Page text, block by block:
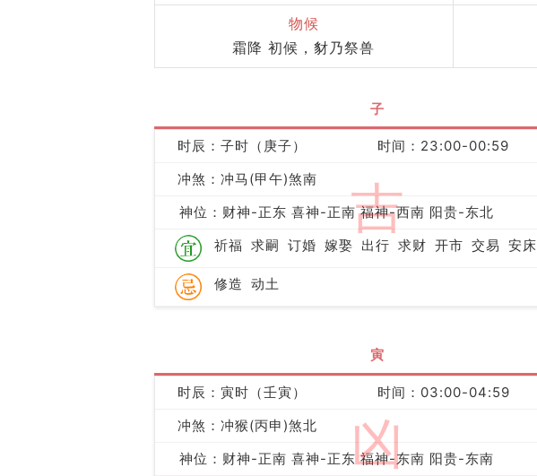
物候
霜降 初候，豺乃祭兽
子
吉
时辰：子时（庚子）
时间：23:00-00:59
冲煞：冲马(甲午)煞南
神位：财神-正东 喜神-正南 福神-西南 阳贵-东北
祈福 求嗣 订婚 嫁娶 出行 求财 开市 交易 安床
修造 动土
寅
凶
时辰：寅时（壬寅）
时间：03:00-04:59
冲煞：冲猴(丙申)煞北
神位：财神-正南 喜神-正东 福神-东南 阳贵-东南